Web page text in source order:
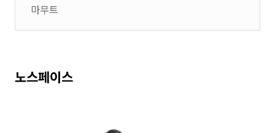
마무트
노스페이스